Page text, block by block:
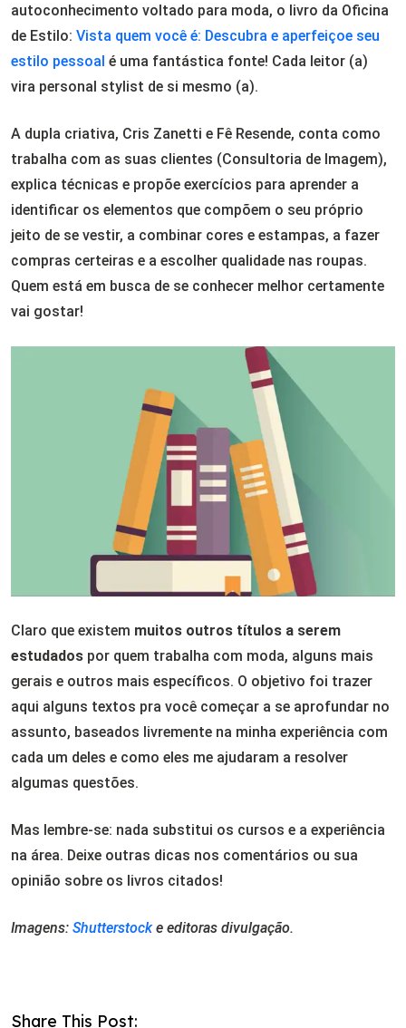
autoconhecimento voltado para moda, o livro da Oficina
de Estilo: Vista quem você é: Descubra e aperfeiçoe seu
estilo pessoal é uma fantástica fonte! Cada leitor (a)
vira personal stylist de si mesmo (a).
A dupla criativa, Cris Zanetti e Fê Resende, conta como
trabalha com as suas clientes (Consultoria de Imagem),
explica técnicas e propõe exercícios para aprender a
identificar os elementos que compõem o seu próprio
jeito de se vestir, a combinar cores e estampas, a fazer
compras certeiras e a escolher qualidade nas roupas.
Quem está em busca de se conhecer melhor certamente
vai gostar!
Claro que existem muitos outros títulos a serem
estudados por quem trabalha com moda, alguns mais
gerais e outros mais específicos. O objetivo foi trazer
aqui alguns textos pra você começar a se aprofundar no
assunto, baseados livremente na minha experiência com
cada um deles e como eles me ajudaram a resolver
algumas questões.
Mas lembre-se: nada substitui os cursos e a experiência
na área. Deixe outras dicas nos comentários ou sua
opinião sobre os livros citados!
Imagens: Shutterstocke editoras divulgação.
Share This Post: